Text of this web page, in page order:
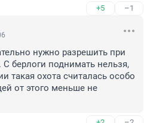
+5 –1
нужно разрешить при
берлоги поднимать нельзя,
такая охота считалась особо
от этого меньше не